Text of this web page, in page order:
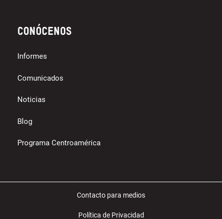
Conócenos
Informes
Comunicados
Noticias
Blog
Programa Centroamérica
Contacto para medios
Política de Privacidad